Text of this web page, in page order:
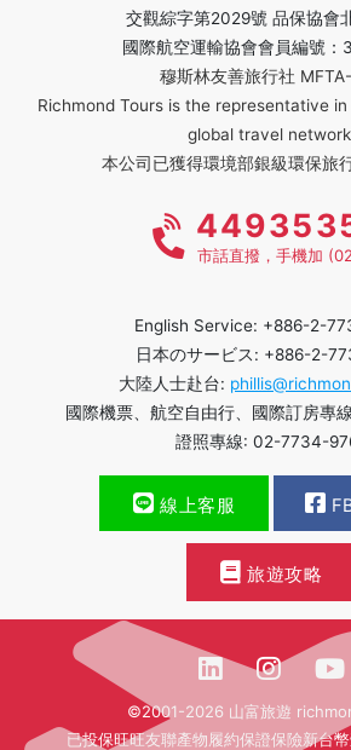
交觀綜字第2029號 品保協會
國際航空運輸協會會員編號：
穆斯林友善旅行社
Richmond Tours is the representative
global travel
本公司已獲得環境部銀級環保旅
市話直撥，手機加
English Service: +886-2-
日本のサービス: +886-2-
大陸人士赴台:
國際機票、航空自由行、國際訂房專
證照專線: 02-7734-
線上客服
旅遊攻略
©2001-2026 山富旅遊
已投保旺旺友聯產物履約保證保險新台